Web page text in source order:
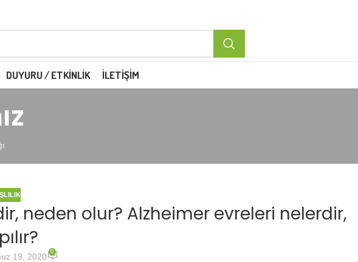
DUYURU / ETKINLIK İLETIŞIM
neden olur? Alzheimer evreleri nelerdir,
19, 2020 0